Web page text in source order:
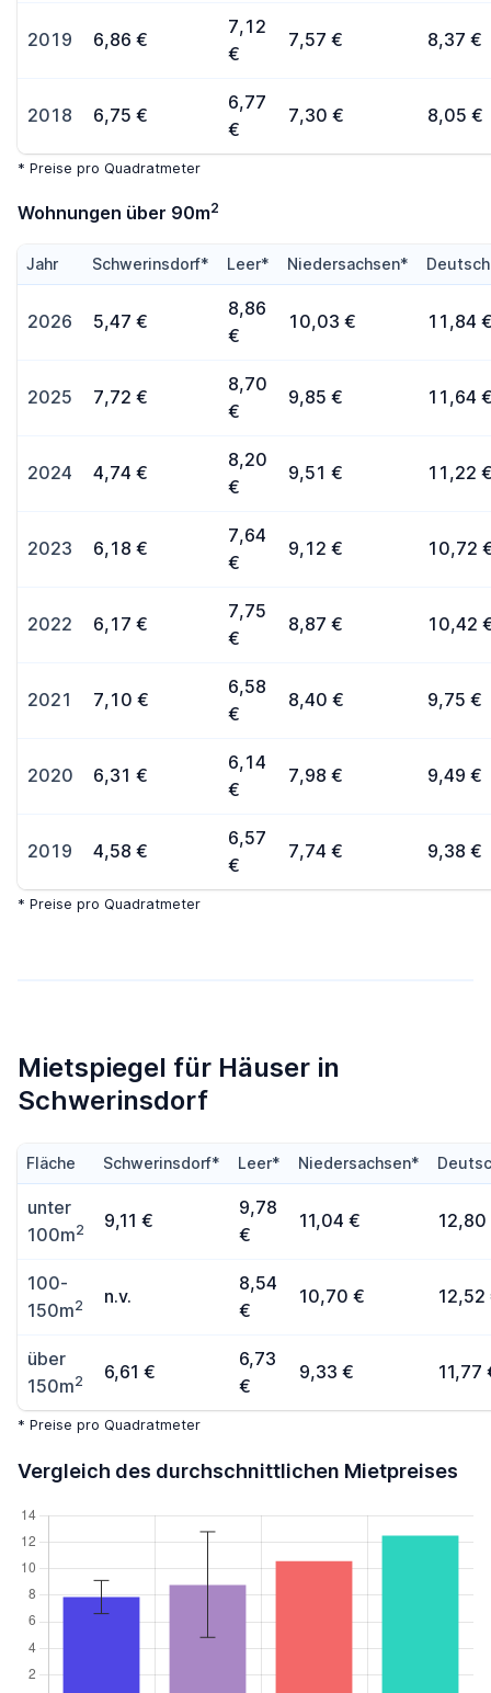
2019 6,86 €
7,12
€
7,57 € 8,37 €
2018 6,75 €
6,77
€
7,30 € 8,05 €
* Preise pro Quadratmeter
Wohnungen über 90m2
Jahr Schwerinsdorf* Leer* Niedersachsen*
2026 5,47 €
8,86
€
10,03 € 11,84
2025 7,72 €
8,70
€
9,85 € 11,64
2024 4,74 €
8,20
€
9,51 € 11,22
2023 6,18 €
7,64
€
9,12 € 10,72
2022 6,17 €
7,75
€
8,87 € 10,42
2021 7,10 €
6,58
€
8,40 € 9,75 €
2020 6,31 €
6,14
€
7,98 € 9,49 €
2019 4,58 €
6,57
€
7,74 € 9,38 €
* Preise pro Quadratmeter
Mietspiegel für Häuser in
Schwerinsdorf
Fläche Schwerinsdorf* Leer* Niedersachsen*
unter
100m2 9,11 €
9,78
€
11,04 € 12,80
100-
150m2 n.v.
8,54
€
10,70 € 12,52
über
150m2 6,61 €
6,73
€
9,33 € 11,77
* Preise pro Quadratmeter
Vergleich des durchschnittlichen Mietpreises